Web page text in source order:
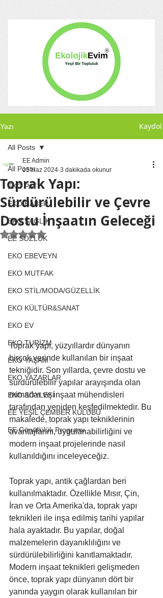
Yazı Kaydol
All Posts
EKO PATİ
EKO HABER
EKO SAĞLIK
EE SÖZLÜK
EKO EBEVEYN
EKO MUTFAK
EKO STİL/MODA/GÜZELLİK
EKO KÜLTÜR&SANAT
EKO EV
EKO TURİZM
EKO YAŞAM
EKO YAZARLAR
EKO SÖYLEŞİ
EE YEŞİL ÇEMBER KULÜBÜ
EE Gönüllülük Programı
All Posts
Toprak Yapı:
Sürdürülebilir ve Çevre
Dostu İnşaatın Geleceği
EE Admin
25 Haz 2024 3 dakikada okunur
5 üzerinden NaN yıldız
Toprak yapı, yüzyıllardır dünyanın
birçok yerinde kullanılan bir inşaat
tekniğidir. Son yıllarda, çevre dostu ve
sürdürülebilir yapılar arayışında olan
mimarlar ve inşaat mühendisleri
tarafından yeniden keşfedilmektedir. Bu
makalede, toprak yapı tekniklerinin
avantajlarını, uygulanabilirliğini ve
modern inşaat projelerinde nasıl
kullanıldığını inceleyeceğiz.
Toprak yapı, antik çağlardan beri
kullanılmaktadır. Özellikle Mısır, Çin,
İran ve Orta Amerika'da, toprak yapı
teknikleri ile inşa edilmiş tarihi yapılar
hala ayaktadır. Bu yapılar, doğal
malzemelerin dayanıklılığını ve
sürdürülebilirliğini kanıtlamaktadır.
Modern inşaat teknikleri gelişmeden
önce, toprak yapı dünyanın dört bir
yanında yaygın olarak kullanılan bir